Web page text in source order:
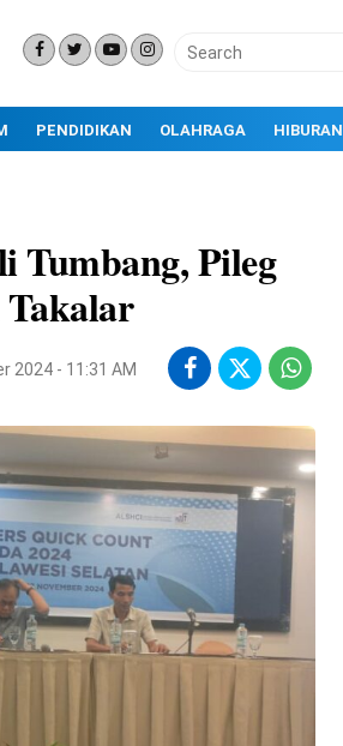
PENDIDIKAN OLAHRAGA HIBURAN
Tumbang, Pileg
2024 - 11:31 AM